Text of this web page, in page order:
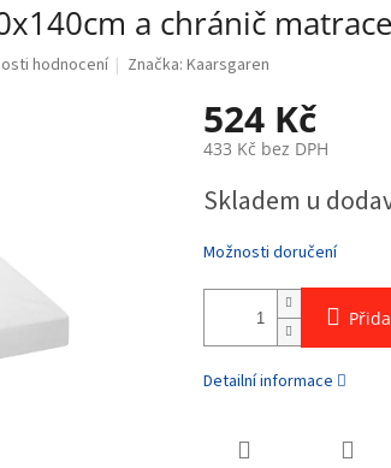
a chránič matrace
hodnocení Značka:Kaarsgaren
524 Kč
433 Kč bez DPH
cena:
Skladem u
Možnosti doručení
Detailní informace